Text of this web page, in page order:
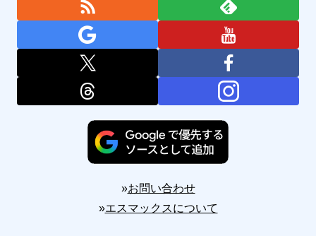
»お問い合わせ
»エスマックスについて